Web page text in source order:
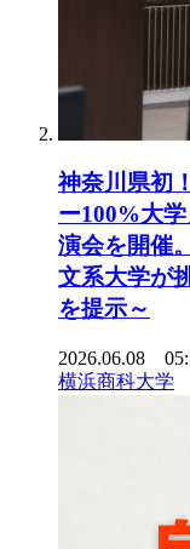
神奈川県初
ー100%大
演会を開催
文系大学が
を提示～
2026.06.08
横浜商科大学